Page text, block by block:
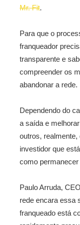
Mr. Fit.
Para que o
franqueador
transparente e
compreender os
abandonar a rede.
Dependendo do
a saída e
outros, realmente,
investidor que
como
Paulo Arruda,
rede encara essa
franqueado está